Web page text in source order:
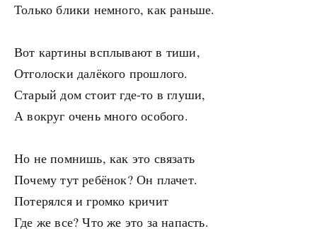
Только блики немного, как раньше.
Вот картины всплывают в тиши,
Отголоски далёкого прошлого.
Старый дом стоит где-то в глуши,
А вокруг очень много особого.
Но не помнишь, как это связать
Почему тут ребёнок? Он плачет.
Потерялся и громко кричит
Где же все? Что же это за напасть.